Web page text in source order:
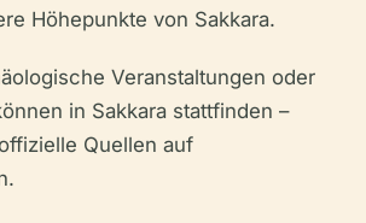
Höhepunkte von Sakkara.
Veranstaltungen oder
in Sakkara stattfinden –
Quellen auf